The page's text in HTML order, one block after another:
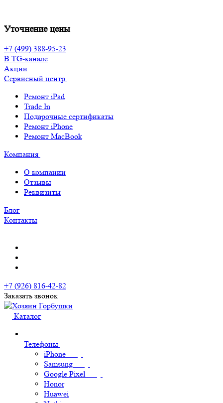
Уточнение цены
+7 (499) 388-95-23
В TG-канале
Акции
Сервисный центр
Ремонт iPad
Trade In
Подарочные сертификаты
Ремонт iPhone
Ремонт MacBook
Компания
О компании
Отзывы
Реквизиты
Блог
Контакты
+7 (926) 816-42-82
Заказать звонок
Каталог
Телефоны
iPhone
Samsung
Google Pixel
Honor
Huawei